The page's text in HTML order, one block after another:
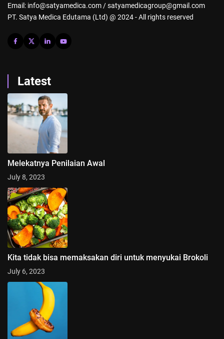
Email: info@satyamedica.com / satyamedicagroup@gmail.com
PT. Satya Medica Edutama (Ltd) @ 2024 - All rights reserved
Latest
Melekatnya Penilaian Awal
July 8, 2023
Kita tidak bisa memaksakan diri untuk menyukai Brokoli
July 6, 2023